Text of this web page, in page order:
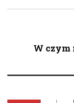
W czym